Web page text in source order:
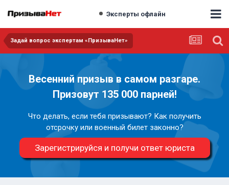
Эксперты офлайн
Задай вопрос экспертам «ПризываНет»
Весенний призыв в самом разгаре.
Призовут 135 000 парней!
Что делать, если тебя призывают? Как получить
отсрочку или военный билет законно?
Зарегистрируйся и получи ответ юриста